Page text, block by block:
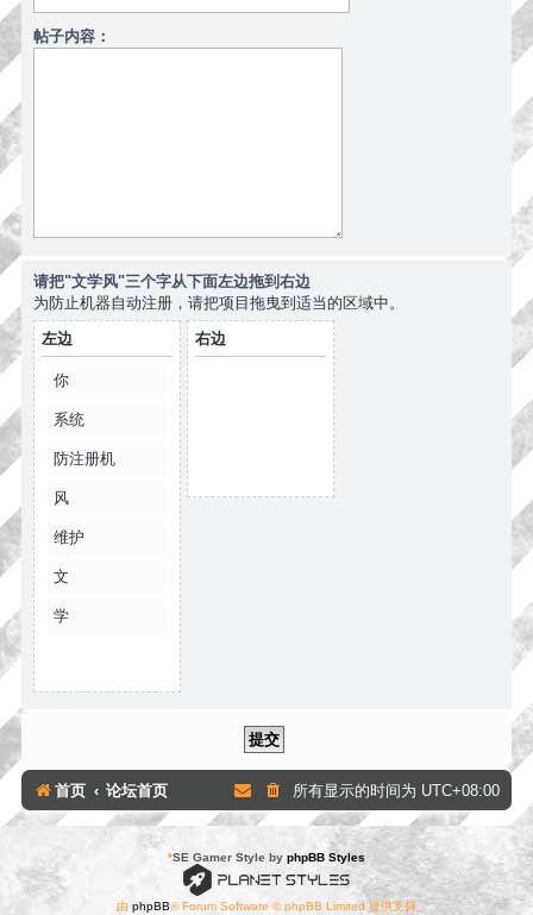
帖子内容：
请把"文学风"三个字从下面左边拖到右边
为防止机器自动注册，请把项目拖曳到适当的区域中。
左边
你
系统
防注册机
风
维护
文
学
右边
首页 论坛首页 所有显示的时间为 UTC+08:00
*SE Gamer Style by phpBB Styles
由 phpBB® Forum Software © phpBB Limited 提供支持